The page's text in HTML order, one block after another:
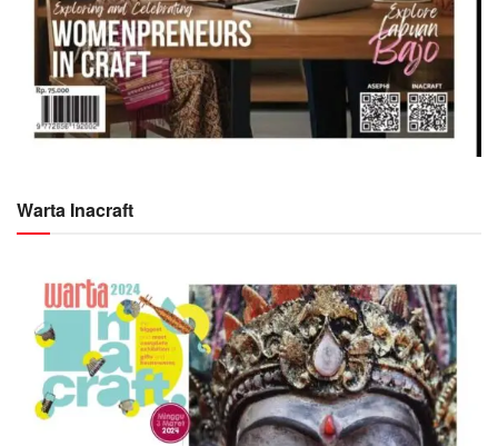
Warta Inacraft